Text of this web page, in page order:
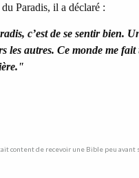
Paradis, il a déclaré :
c’est de se sentir bien.
les autres. Ce monde me